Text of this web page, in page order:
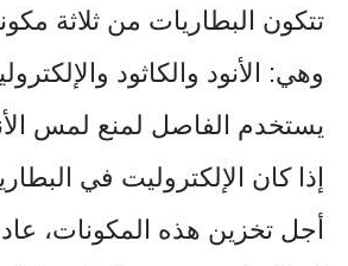
تتكون البطاريات من ثلاثة
وهي: الأنود والكاثود
يستخدم الفاصل لمنع لمس
إذا كان الإلكتروليت في
أجل تخزين هذه المكونات،